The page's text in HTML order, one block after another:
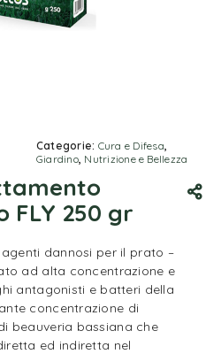
Categorie: Cura e Difesa,
Giardino, Nutrizione e Bellezza
250 gr
dannosi per il prato –
ad alta concentrazione e
antagonisti e batteri della
concentrazione di
beauveria bassiana che
ed indiretta nel